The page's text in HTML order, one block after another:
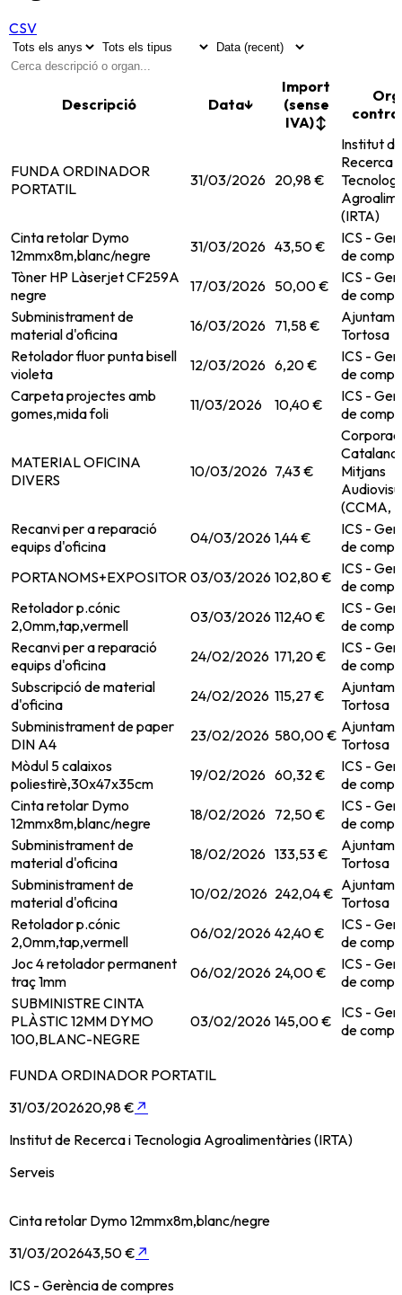
CSV
Descripció Data↓
Import
(sense
IVA)↕
FUNDA ORDINADOR
PORTATIL
31/03/2026 20,98 €
Institut de
Recerca i
(IRTA)
Cinta retolar Dymo
12mmx8m,blanc/negre
31/03/2026 43,50 €
ICS -
de
Tòner HP Làserjet CF259A
negre
17/03/2026 50,00 €
ICS -
de
Subministrament de
material d'oficina
16/03/2026 71,58 €
Tortosa
Retolador fluor punta bisell
violeta
12/03/2026 6,20 €
ICS -
de
Carpeta projectes amb
gomes,mida foli
11/03/2026 10,40 €
ICS -
de
MATERIAL OFICINA
DIVERS
10/03/2026 7,43 €
Catalana
Mitjans
(CCMA,
Recanvi per a reparació
equips d'oficina
04/03/2026 1,44 €
ICS -
de
PORTANOMS+EXPOSITOR 03/03/2026 102,80 € ICS -
de
Retolador p.cónic
2,0mm,tap,vermell
03/03/2026 112,40 €
ICS -
de
Recanvi per a reparació
equips d'oficina
24/02/2026 171,20 €
ICS -
de
Subscripció de material
d'oficina
24/02/2026 115,27 €
Tortosa
Subministrament de paper
DIN A4
23/02/2026 580,00 € Tortosa
Mòdul 5 calaixos
poliestirè,30x47x35cm
19/02/2026 60,32 €
ICS -
de
Cinta retolar Dymo
12mmx8m,blanc/negre
18/02/2026 72,50 €
ICS -
de
Subministrament de
material d'oficina
18/02/2026 133,53 €
Tortosa
Subministrament de
material d'oficina
10/02/2026 242,04 € Tortosa
Retolador p.cónic
2,0mm,tap,vermell
06/02/2026 42,40 €
ICS -
de
Joc 4 retolador permanent
traç 1mm
06/02/2026 24,00 €
ICS -
de
SUBMINISTRE CINTA
PLÀSTIC 12MM DYMO
100,BLANC-NEGRE
03/02/2026 145,00 € ICS -
de
FUNDA ORDINADOR PORTATIL
31/03/202620,98 € ↗
Institut de Recerca i Tecnologia Agroalimentàries (IRTA)
Serveis
Cinta retolar Dymo 12mmx8m,blanc/negre
31/03/202643,50 € ↗
ICS - Gerència de compres